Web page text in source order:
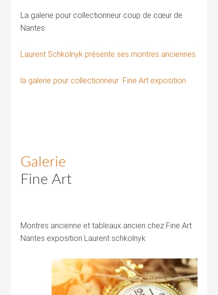
La galerie pour collectionneur coup de cœur de
Nantes
Laurent Schkolnyk présente ses montres anciennes
la galerie pour collectionneur Fine Art exposition
Galerie
Fine Art
Montres ancienne et tableaux ancien chez Fine Art
Nantes exposition Laurent schkolnyk